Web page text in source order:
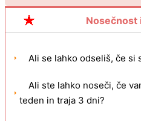
Ali bo Pap bris škodoval
tednih nosečnosti?
Nosečnost
Ali se lahko odseliš, če si
Ali ste lahko noseči, če
teden in traja 3 dni?